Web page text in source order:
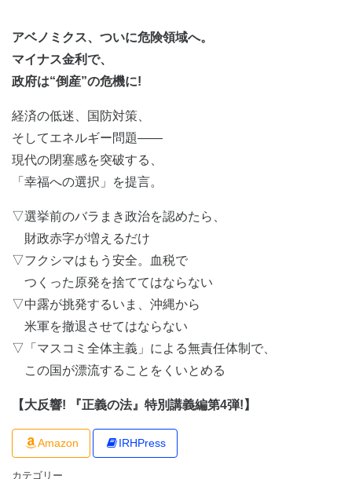
アベノミクス、ついに危険領域へ。
マイナス金利で、
政府は“倒産”の危機に!
経済の低迷、国防対策、
そしてエネルギー問題――
現代の閉塞感を突破する、
「幸福への選択」を提言。
▽選挙前のバラまき政治を認めたら、
財政赤字が増えるだけ
▽フクシマはもう安全。血税で
つくった原発を捨ててはならない
▽中露が挑発するいま、沖縄から
米軍を撤退させてはならない
▽「マスコミ全体主義」による無責任体制で、
この国が漂流することをくいとめる
【大反響! 『正義の法』特別講義編第4弾!】
Amazon IRHPress
カテゴリー